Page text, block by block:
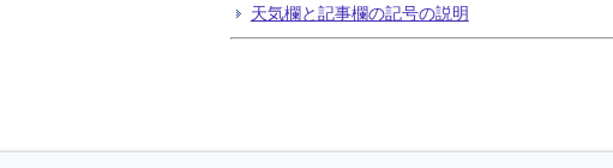
天気欄と記事欄の記号の説明